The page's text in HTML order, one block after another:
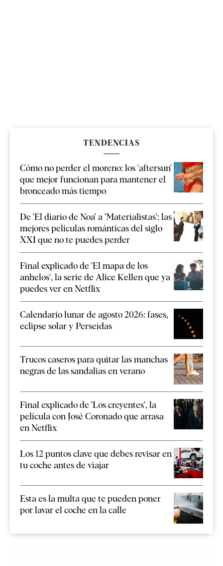
TENDENCIAS
Cómo no perder el moreno: los 'aftersun'
que mejor funcionan para mantener el
bronceado más tiempo
De 'El diario de Noa' a 'Materialistas': las
mejores películas románticas del siglo
XXI que no te puedes perder
Final explicado de 'El mapa de los
anhelos', la serie de Alice Kellen que ya
puedes ver en Netflix
Calendario lunar de agosto 2026: fases,
eclipse solar y Perseidas
Trucos caseros para quitar las manchas
negras de las sandalias en verano
Final explicado de 'Los creyentes', la
película con José Coronado que arrasa
en Netflix
Los 12 puntos clave que debes revisar en
tu coche antes de viajar
Esta es la multa que te pueden poner
por lavar el coche en la calle